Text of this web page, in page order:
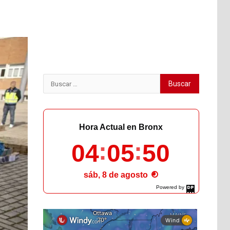
Buscar:
Powered by
DaysPedia.com
Hora Actual en Bronx
04 05 51
sáb, 8 de agosto